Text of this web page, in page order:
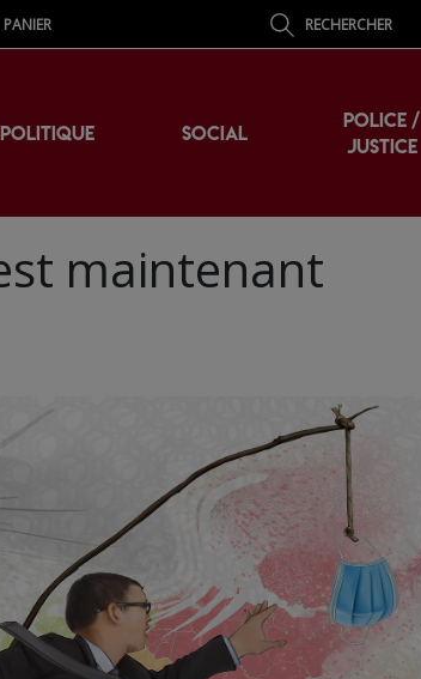
PANIER RECHERCHER
POLITIQUE SOCIAL
POLICE /
JUSTICE
maintenant